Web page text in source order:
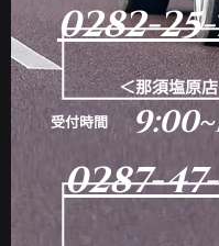
0282-
＜那須塩原
​受付時間
0287-